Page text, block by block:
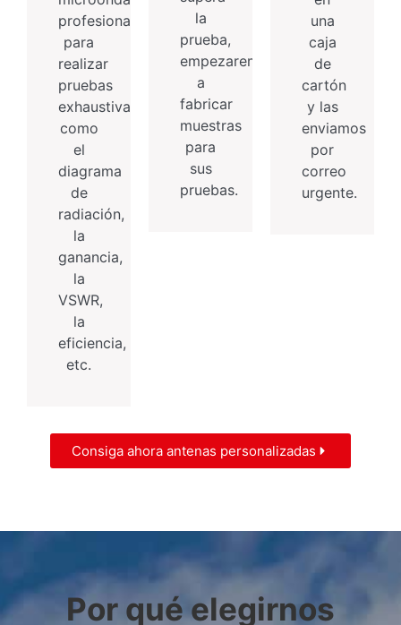
profesional
para
realizar
pruebas
exhaustivas,
como
el
diagrama
de
radiación,
la
ganancia,
la
VSWR,
la
eficiencia,
etc.
la
prueba,
empezaremos
a
fabricar
muestras
para
sus
pruebas.
una
caja
de
cartón
y las
enviamos
por
correo
urgente.
Consiga ahora antenas personalizadas
Por qué elegirnos